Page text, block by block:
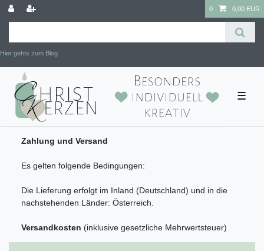
Hier gehts zum Blog
0 0,00 EUR
☰
Zahlung und Versand
Es gelten folgende Bedingungen:
Die Lieferung erfolgt im Inland (Deutschland) und in die
nachstehenden Länder: Österreich.
Versandkosten (inklusive gesetzliche Mehrwertsteuer)